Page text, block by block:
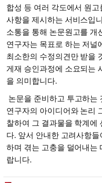
합성 등 여러 각도에서 원
사항을 제시하는 서비스입
소통을 통해 논문원고를 개
연구자는 목표로 하는 저널
최소한의 수정의견만 받을
게재 승인과정에 소요되는
을 의미합니다.
논문을 준비하고 투고하는
연구자의 아이디어와 논리
찰하여 그 결과물을 학계에
다. 앞서 안내한 고려사항
하며 겪는 고충을 덜어내는
랍니다.